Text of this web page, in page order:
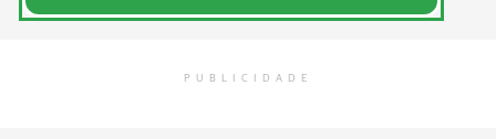
PUBLICIDADE